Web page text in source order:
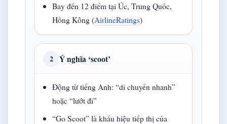
Bay đến 12 điểm tại Úc, Trung Quốc,
Hồng Kông (AirlineRatings)
2 Ý nghĩa ‘scoot’
Động từ tiếng Anh: “di chuyển nhanh”
hoặc “lướt đi”
“Go Scoot” là khẩu hiệu tiếp thị của